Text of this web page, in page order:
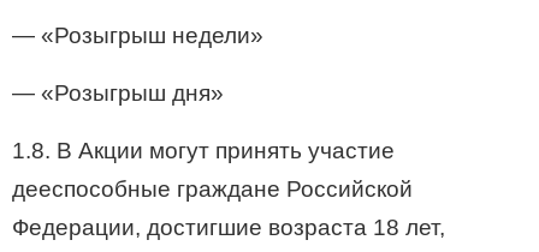
— «Розыгрыш недели»
— «Розыгрыш дня»
1.8. В Акции могут принять участие
дееспособные граждане Российской
Федерации, достигшие возраста 18 лет,